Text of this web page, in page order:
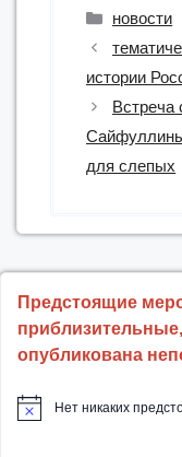
Рубрики
новости
истории
Встреча
для слепых
Предстоящие
опубликована
Нет никаких